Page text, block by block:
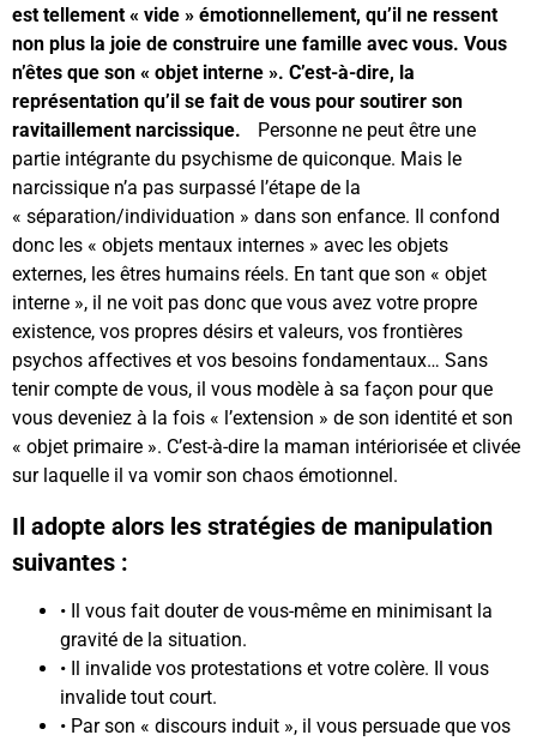
est tellement « vide » émotionnellement, qu’il ne ressent
non plus la joie de construire une famille avec vous. Vous
n’êtes que son « objet interne ». C’est-à-dire, la
représentation qu’il se fait de vous pour soutirer son
ravitaillement narcissique.
Personne ne peut être une
partie intégrante du psychisme de quiconque. Mais le
narcissique n’a pas surpassé l’étape de la
« séparation/individuation » dans son enfance. Il confond
donc les « objets mentaux internes » avec les objets
externes, les êtres humains réels. En tant que son « objet
interne », il ne voit pas donc que vous avez votre propre
existence, vos propres désirs et valeurs, vos frontières
psychos affectives et vos besoins fondamentaux… Sans
tenir compte de vous, il vous modèle à sa façon pour que
vous deveniez à la fois « l’extension » de son identité et son
« objet primaire ». C’est-à-dire la maman intériorisée et clivée
sur laquelle il va vomir son chaos émotionnel.
Il adopte alors les stratégies de manipulation
suivantes :
• Il vous fait douter de vous-même en minimisant la
gravité de la situation.
• Il invalide vos protestations et votre colère. Il vous
invalide tout court.
• Par son « discours induit », il vous persuade que vos